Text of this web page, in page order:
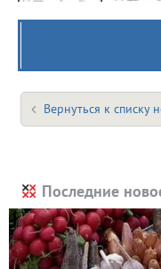
Вернуться к списку
Последние